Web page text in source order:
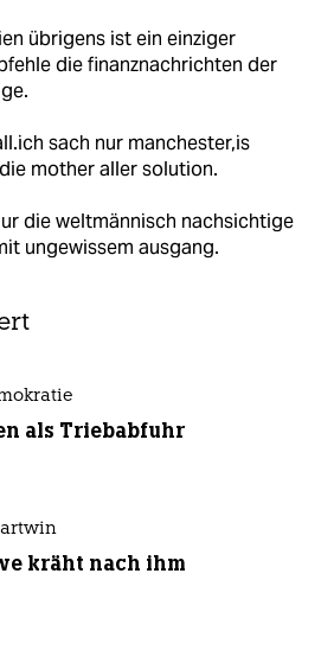
übrigens ist ein einziger
die finanznachrichten der
sach nur manchester,is
mother aller solution.
die weltmännisch nachsichtige
ungewissem ausgang.
als Triebabfuhr
kräht nach ihm